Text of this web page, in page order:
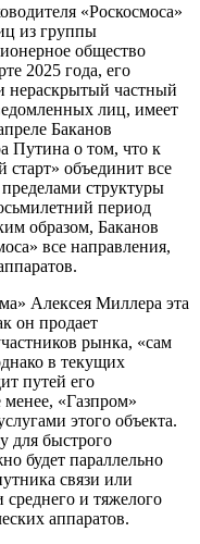
«Роскосмоса»
из группы
общество
2025 года, его
нераскрытый частный
лиц, имеет
Баканов
Путина о том, что к
объединит все
структуры
период
образом, Баканов
все направления,
Алексея Миллера эта
он продает
рынка, «сам
в текущих
путей его
«Газпром»
этого объекта.
для быстрого
будет параллельно
связи или
и тяжелого
аппаратов.